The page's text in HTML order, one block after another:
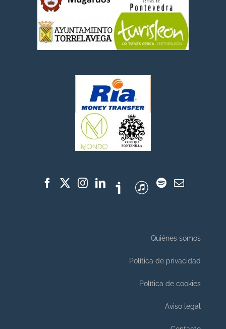
Quiénes somos
Política de privacidad
Política de cookies
Aviso legal